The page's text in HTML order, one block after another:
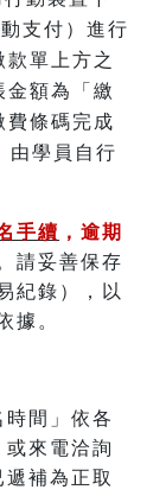
支付）進行
單上方之
金額為「繳
費條碼完成
由學員自行
手續 ，逾期
請妥善保存
紀錄），以
據。
間」依各
或來電洽詢
補為正取